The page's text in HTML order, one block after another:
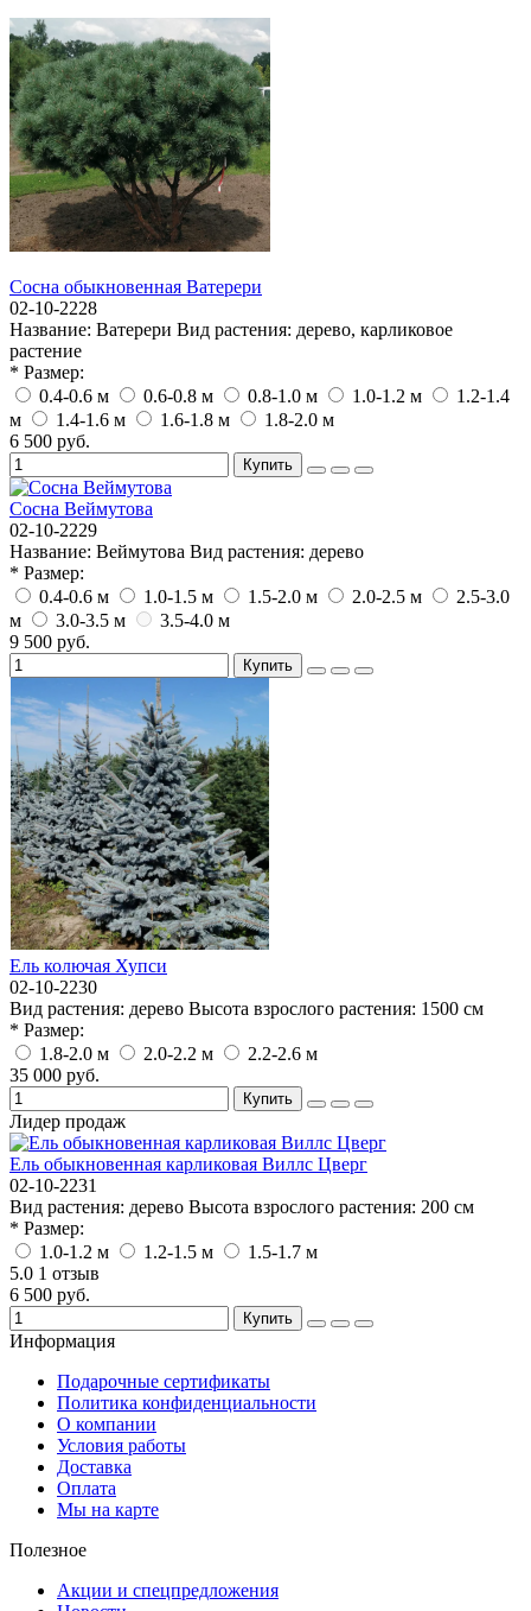
Сосна обыкновенная Ватерери
02-10-2228
Название: Ватерери Вид растения: дерево, карликовое
растение
* Размер:
0.4-0.6 м
0.6-0.8 м 0.8-1.0 м 1.0-1.2 м
1.2-1.4
м
1.4-1.6 м 1.6-1.8 м
1.8-2.0 м
6 500 руб.
Купить
Сосна Веймутова
02-10-2229
Название: Веймутова Вид растения: дерево
* Размер:
0.4-0.6 м
1.0-1.5 м 1.5-2.0 м 2.0-2.5 м
2.5-3.0
м
3.0-3.5 м
3.5-4.0 м
9 500 руб.
Купить
Ель колючая Хупси
02-10-2230
Вид растения: дерево Высота взрослого растения: 1500 см
* Размер:
1.8-2.0 м
2.0-2.2 м
2.2-2.6 м
35 000 руб.
Купить
Лидер продаж
Ель обыкновенная карликовая Виллс Цверг
02-10-2231
Вид растения: дерево Высота взрослого растения: 200 см
* Размер:
1.0-1.2 м
1.2-1.5 м
1.5-1.7 м
5.0 1 отзыв
6 500 руб.
Купить
Информация
Подарочные сертификаты
Политика конфиденциальности
О компании
Условия работы
Доставка
Оплата
Мы на карте
Полезное
Акции и спецпредложения